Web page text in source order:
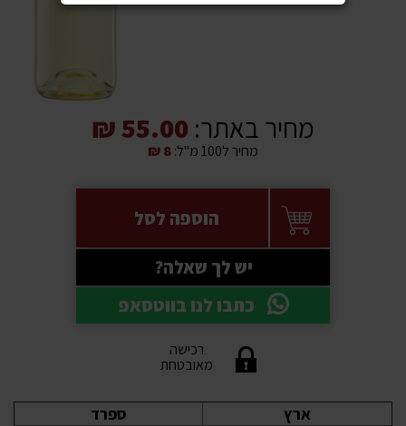
מחיר באתר: 55.00 ₪
מחיר ל100 מ"ל:
הוספה לסל
יש לך שאלה?
כתבו לנו בווטסאפ
רכישה
מאובטחת
ארץ
ספרד